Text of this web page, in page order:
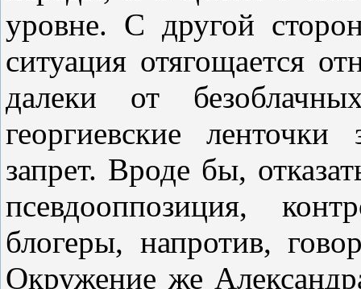
уровне. С другой
ситуация отягощается
далеки от
георгиевские
запрет. Вроде бы,
псевдооппозиция,
блогеры, напротив,
Окружение же